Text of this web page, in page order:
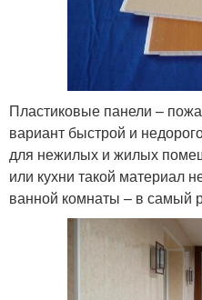
Пластиковые панели –
вариант быстрой и
для нежилых и жилых
или кухни такой материал
ванной комнаты – в самый